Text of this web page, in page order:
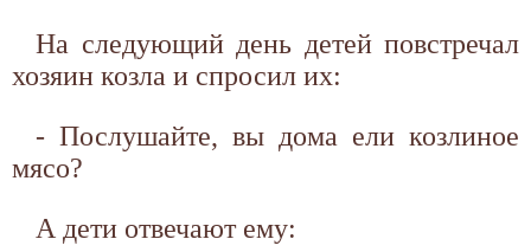
На следующий день детей повстречал
хозяин козла и спросил их:
- Послушайте, вы дома ели козлиное
мясо?
А дети отвечают ему: